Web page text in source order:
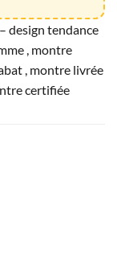
design tendance
, montre
, montre livrée
certifiée